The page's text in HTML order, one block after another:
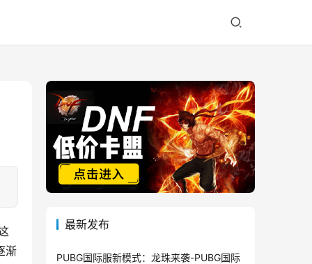
渐
最新发布
PUBG国际服新模式：龙珠来袭-PUBG国际